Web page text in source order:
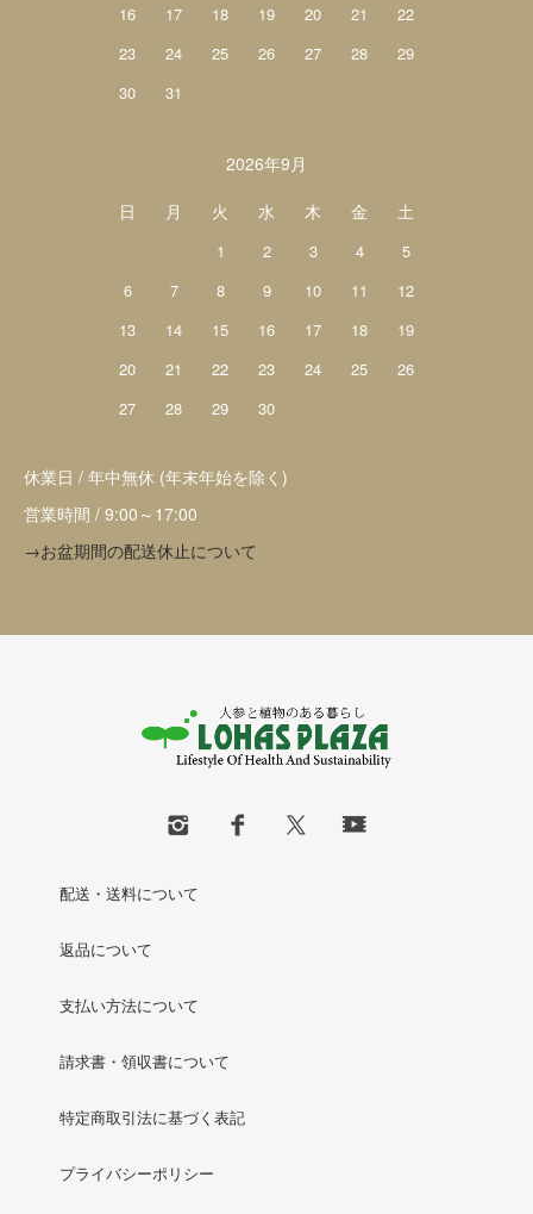
16
17 18 19 20 21
22
23
24 25 26 27 28
29
30
31
2026年9月
日
月 火 水 木 金 土
1 2 3 4
5
6
7 8 9 10 11
12
13
14 15 16 17 18
19
20
21 22 23 24 25
26
27
28 29 30
休業日 / 年中無休 (年末年始を除く)
営業時間 / 9:00～17:00
→お盆期間の配送休止について
配送・送料について
返品について
支払い方法について
請求書・領収書について
特定商取引法に基づく表記
プライバシーポリシー